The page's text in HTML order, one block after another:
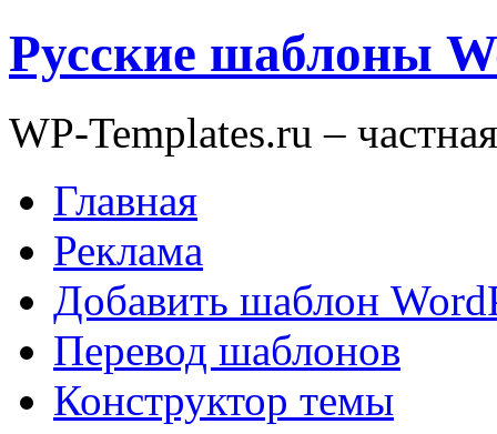
Русские шаблоны
WP-Templates.ru –
Главная
Реклама
Добавить шаблон
Перевод шаблонов
Конструктор темы